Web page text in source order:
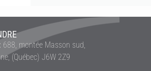
688, montée Masson sud,
(Québec) J6W 2Z9